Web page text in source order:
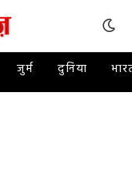
जुर्म दुनिया